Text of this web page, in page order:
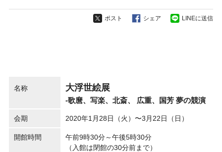
ポスト シェア LINEに送信
名称 大浮世絵展
-歌麿、写楽、北斎、 広重、国芳 夢の競演
会期 2020年1月28日（火）〜3月22日（日）
開館時間
午前9時30分～午後5時30分
（入館は閉館の30分前まで）